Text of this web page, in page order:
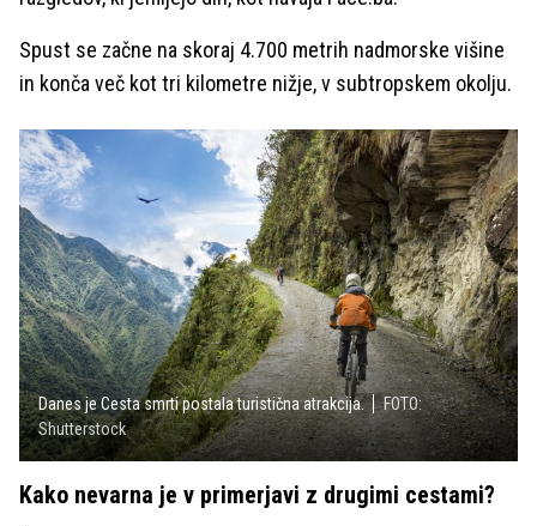
Spust se začne na skoraj 4.700 metrih nadmorske višine
in konča več kot tri kilometre nižje, v subtropskem okolju.
Danes je Cesta smrti postala turistična atrakcija.
FOTO:
Shutterstock
Kako nevarna je v primerjavi z drugimi cestami?